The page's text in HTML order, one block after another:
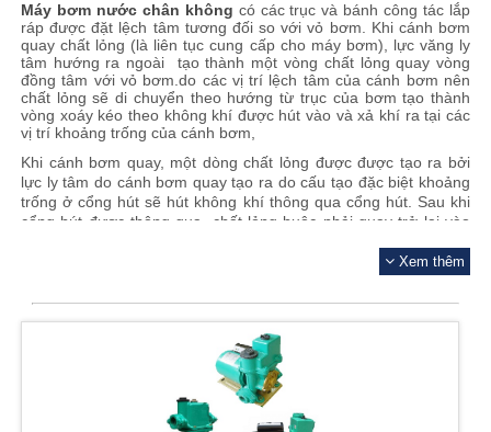
Máy bơm nước chân không có các trục và bánh công tác lắp
ráp được đặt lệch tâm tương đối so với vỏ bơm. Khi cánh bơm
quay chất lỏng (là liên tục cung cấp cho máy bơm), lực văng ly
tâm hướng ra ngoài tạo thành một vòng chất lỏng quay vòng
đồng tâm với vỏ bơm.do các vị trí lệch tâm của cánh bơm nên
chất lỏng sẽ di chuyển theo hướng từ trục của bơm tạo thành
vòng xoáy kéo theo không khí được hút vào và xả khí ra tại các
vị trí khoảng trống của cánh bơm,
Khi cánh bơm quay, một dòng chất lỏng được được tạo ra bởi
lực ly tâm do cánh bơm quay tạo ra do cấu tạo đặc biệt khoảng
trống ở cổng hút sẽ hút không khí thông qua cổng hút. Sau khi
cổng hút được thông qua, chất lỏng buộc phải quay trở lại vào
ngoài qua cổng xả. Khi không gian giữa các lưỡi cánh công tác
chạm tới cổng xả, vòng chất lỏng sẽ buộc không khí bị nén giữa
các lưỡi dao vào cổng xả.
Ưu điểm của máy bơm chân không
đường ống, bể ngầm, hút nước giếng ( trên 9m). Sử dụng cánh
bơm bằng đồng (hạn chế bị cháy khi hút khan).
Hiện tại Máy bơm Hà Nội cung cấp rất nhiều model, mẫu mã,
Xem thêm